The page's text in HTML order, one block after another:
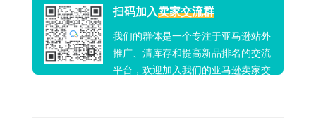
扫码加入卖家交流群
我们的群体是一个专注于亚马逊站外
推广、清库存和提高新品排名的交流
平台，欢迎加入我们的亚马逊卖家交